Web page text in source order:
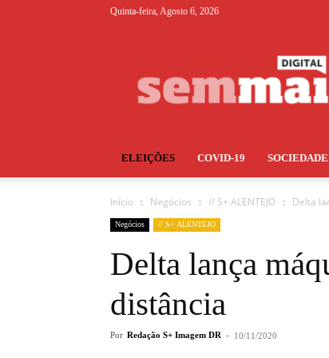
Quinta-feira, Agosto 6, 2026
ELEIÇÕES COVID-19 SOCIEDADE
Início Negócios // S+ ALENTEJO Delta
Negócios // S+ ALENTEJO
Delta lança
distância
Por Redação S+ Imagem DR - 10/11/2020